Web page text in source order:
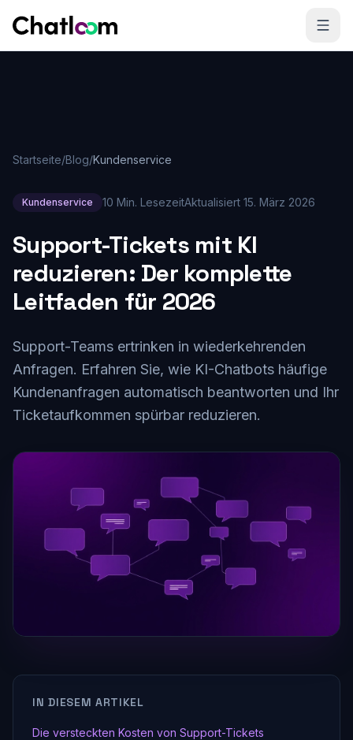
Startseite/Blog/Kundenservice
Kundenservice 10 Min. LesezeitAktualisiert 15. März 2026
Support-Tickets mit KI
reduzieren: Der komplette
Leitfaden für 2026
Support-Teams ertrinken in wiederkehrenden
Anfragen. Erfahren Sie, wie KI-Chatbots häufige
Kundenanfragen automatisch beantworten und Ihr
Ticketaufkommen spürbar reduzieren.
IN DIESEM ARTIKEL
Die versteckten Kosten von Support-Tickets